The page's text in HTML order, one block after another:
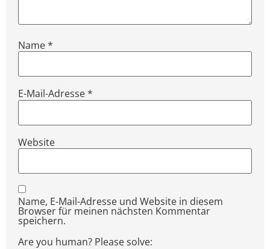
Name*
E-Mail-Adresse*
Website
Name, E-Mail-Adresse und Website in diesem
Browser für meinen nächsten Kommentar
speichern.
Are you human? Please solve: